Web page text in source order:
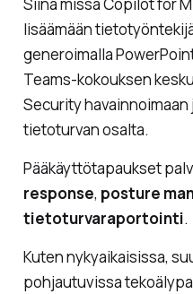
lisäämään
generoimalla
Teams-kokouksen
Security
tietoturvan osalta.
Pääkäyttötapaukset
response, posture
tietoturvaraportointi.
Kuten nykyaikaisissa,
pohjautuvissa